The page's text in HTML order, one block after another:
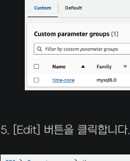
5. [Edit] 버튼을 클릭합니다.